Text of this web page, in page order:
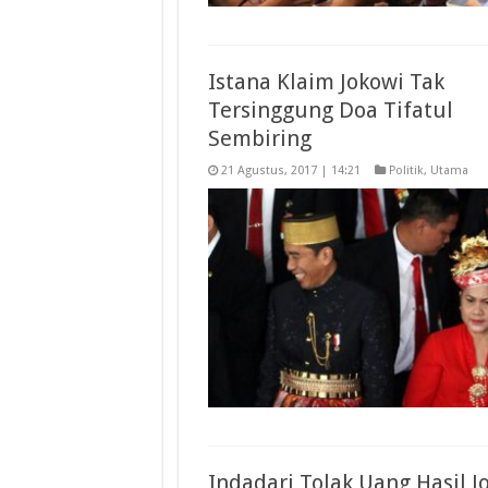
Istana Klaim Jokowi Tak
Tersinggung Doa Tifatul
Sembiring
21 Agustus, 2017 | 14:21 Politik, Utama
Indadari Tolak Uang Hasil